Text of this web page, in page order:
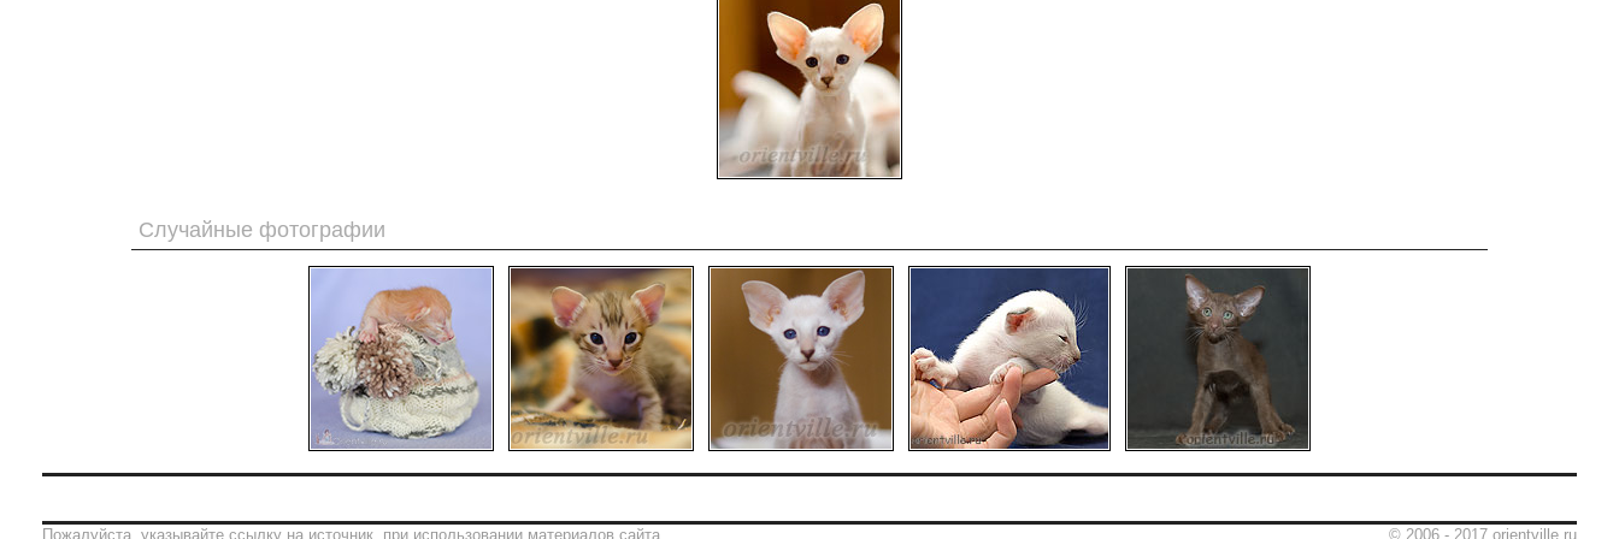
Случайные фотографии
Пожалуйста, указывайте ссылку на источник, при использовании материалов сайта. © 2006 - 2017 orientville.ru